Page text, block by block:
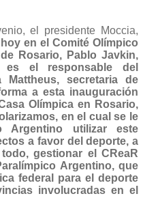
el presidente Moccia,
en el Comité Olímpico
Rosario, Pablo Javkin,
el responsable del
Mattheus, secretaria de
a esta inauguración
Olímpica en Rosario,
en el cual se le
Argentino utilizar este
a favor del deporte, a
gestionar el CReaR
Argentino, que
federal para el deporte
involucradas en el